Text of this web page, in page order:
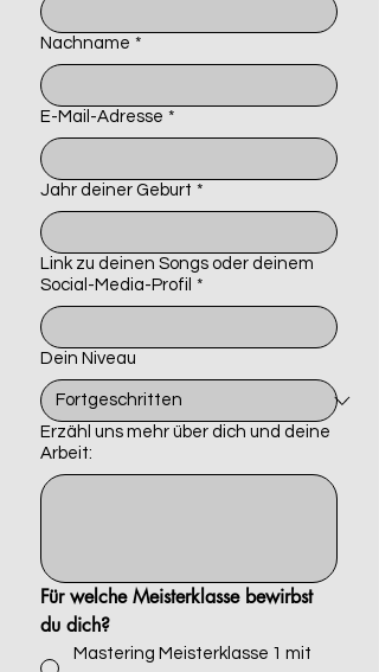
Nachname *
E-Mail-Adresse *
Jahr deiner Geburt *
Link zu deinen Songs oder deinem
Social-Media-Profil *
Dein Niveau
Erzähl uns mehr über dich und deine
Arbeit:
Für welche Meisterklasse bewirbst
du dich?
Mastering Meisterklasse 1 mit